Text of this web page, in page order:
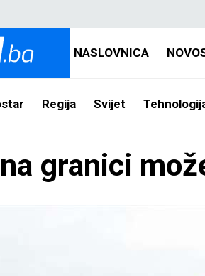
NASLOVNICA
Regija Svijet
granici